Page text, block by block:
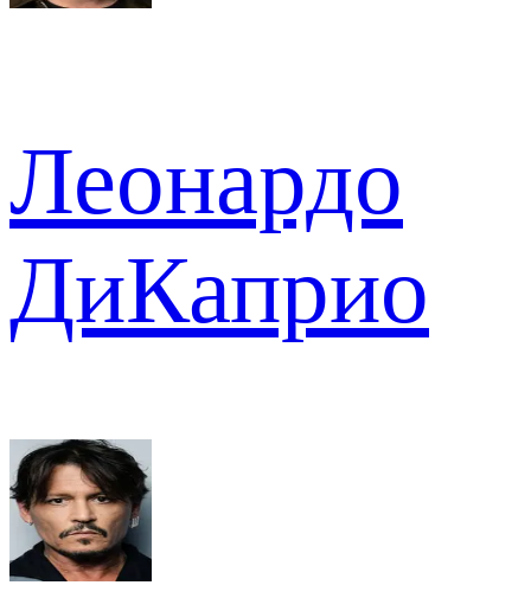
Леонардо
ДиКаприо